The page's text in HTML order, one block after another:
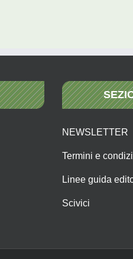
NEWSLETTER
Termini e
Linee guida
Scivici